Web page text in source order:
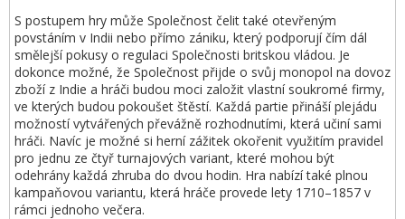
S postupem hry může Společnost čelit také otevřeným
povstáním v Indii nebo přímo zániku, který podporují čím dál
smělejší pokusy o regulaci Společnosti britskou vládou. Je
dokonce možné, že Společnost přijde o svůj monopol na dovoz
zboží z Indie a hráči budou moci založit vlastní soukromé firmy,
ve kterých budou pokoušet štěstí. Každá partie přináší plejádu
možností vytvářených převážně rozhodnutími, která učiní sami
hráči. Navíc je možné si herní zážitek okořenit využitím pravidel
pro jednu ze čtyř turnajových variant, které mohou být
odehrány každá zhruba do dvou hodin. Hra nabízí také plnou
kampaňovou variantu, která hráče provede lety 1710–1857 v
rámci jednoho večera.